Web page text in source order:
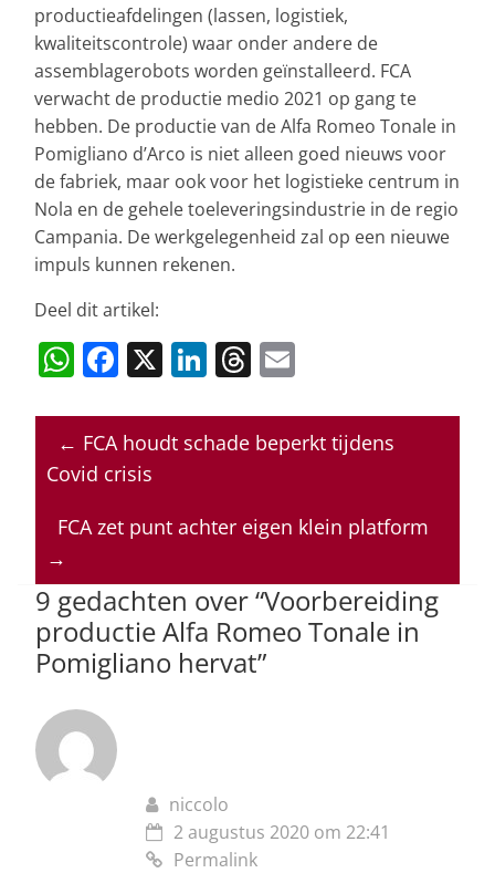
productieafdelingen (lassen, logistiek,
kwaliteitscontrole) waar onder andere de
assemblagerobots worden geïnstalleerd. FCA
verwacht de productie medio 2021 op gang te
hebben. De productie van de Alfa Romeo Tonale in
Pomigliano d’Arco is niet alleen goed nieuws voor
de fabriek, maar ook voor het logistieke centrum in
Nola en de gehele toeleveringsindustrie in de regio
Campania. De werkgelegenheid zal op een nieuwe
impuls kunnen rekenen.
Deel dit artikel:
W
at
s
p
F
c
e
o
k
X Li
k
e
n
T
re
a
s
ai
l
← FCA houdt schade beperkt tijdens
Covid crisis
FCA zet punt achter eigen klein platform
→
9 gedachten over “Voorbereiding
productie Alfa Romeo Tonale in
Pomigliano hervat”
niccolo
2 augustus 2020 om 22:41
Permalink